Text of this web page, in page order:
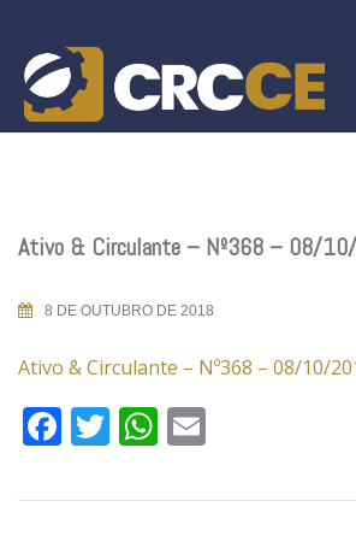
content
Ativo & Circulante – Nº368 – 08/
8 DE OUTUBRO DE 2018
Ativo & Circulante – Nº368 – 08/10/
Facebook
TwitterWhatsApp